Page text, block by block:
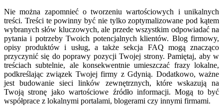
Nie można zapomnieć o tworzeniu wartościowych i unikalnych
treści. Treści te powinny być nie tylko zoptymalizowane pod kątem
wybranych słów kluczowych, ale przede wszystkim odpowiadać na
pytania i potrzeby Twoich potencjalnych klientów. Blog firmowy,
opisy produktów i usług, a także sekcja FAQ mogą znacząco
przyczynić się do poprawy pozycji Twojej strony. Pamiętaj, aby w
treściach subtelnie, ale konsekwentnie umieszczać frazy lokalne,
podkreślając związek Twojej firmy z Gdynią. Dodatkowo, ważne
jest budowanie sieci linków zewnętrznych, które wskazują na
Twoją stronę jako wartościowe źródło informacji. Mogą to być
współprace z lokalnymi portalami, blogerami czy innymi firmami.